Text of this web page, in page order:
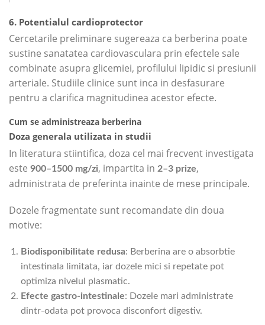
6. Potentialul cardioprotector
Cercetarile preliminare sugereaza ca berberina poate
sustine sanatatea cardiovasculara prin efectele sale
combinate asupra glicemiei, profilului lipidic si presiunii
arteriale. Studiile clinice sunt inca in desfasurare
pentru a clarifica magnitudinea acestor efecte.
Cum se administreaza berberina
Doza generala utilizata in studii
In literatura stiintifica, doza cel mai frecvent investigata
este 900–1500 mg/zi, impartita in 2–3 prize,
administrata de preferinta inainte de mese principale.
Dozele fragmentate sunt recomandate din doua
motive:
Biodisponibilitate redusa: Berberina are o absorbtie
intestinala limitata, iar dozele mici si repetate pot
optimiza nivelul plasmatic.
Efecte gastro-intestinale: Dozele mari administrate
dintr-odata pot provoca disconfort digestiv.